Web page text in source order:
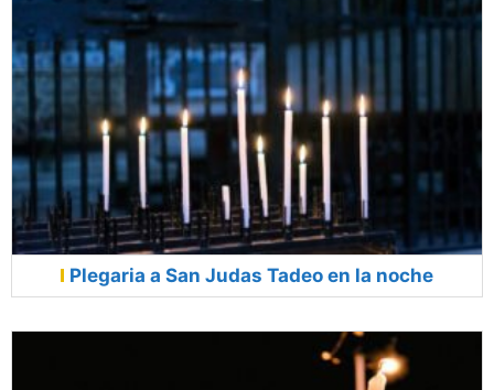
Plegaria a San Judas Tadeo en la noche